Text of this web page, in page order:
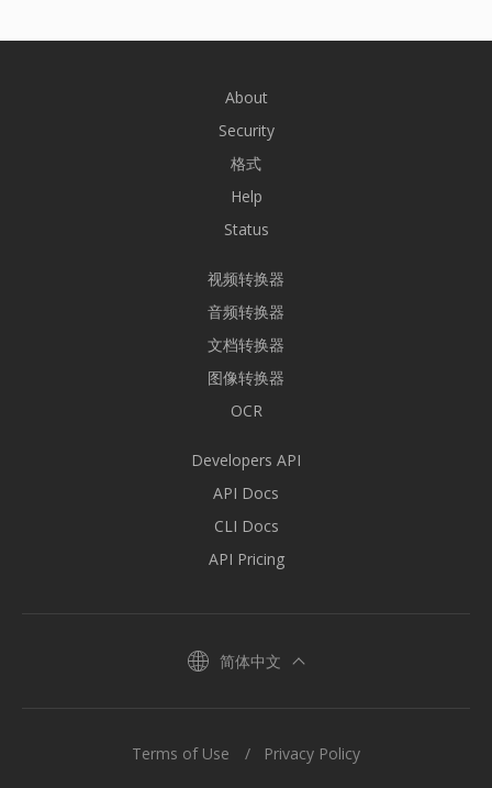
About
Security
格式
Help
Status
视频转换器
音频转换器
文档转换器
图像转换器
OCR
Developers API
API Docs
CLI Docs
API Pricing
简体中文
Terms of Use Privacy Policy